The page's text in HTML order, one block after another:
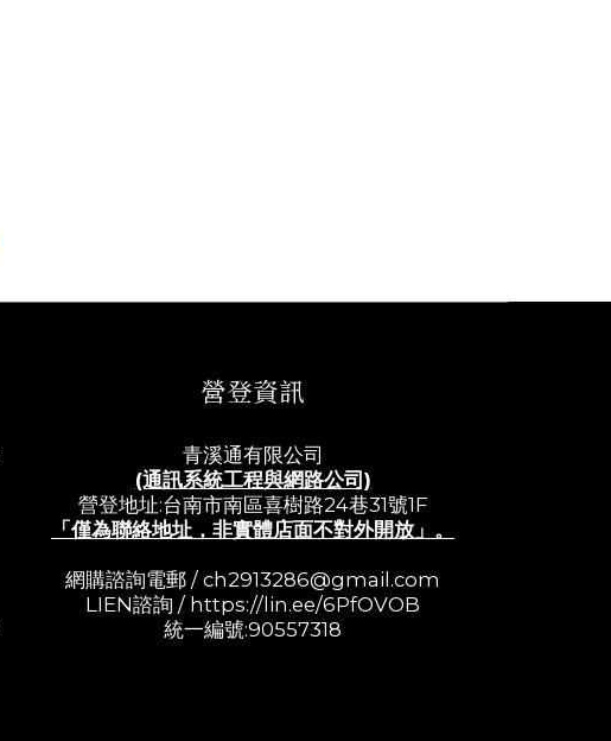
營登資訊
青溪通有限公司
(通訊系統工程與網路公司)
營登地址:台南市南區喜樹路24巷31號1F
「僅為聯絡地址，非實體店面不對外開放」。
網購諮詢電郵 / ch2913286@gmail.com
LIEN諮詢 / https://lin.ee/6PfOVOB
統一編號:90557318